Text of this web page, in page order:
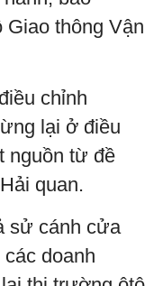
thông Vận
chỉnh
lại ở điều
nguồn từ đề
quan.
sử cánh cửa
doanh